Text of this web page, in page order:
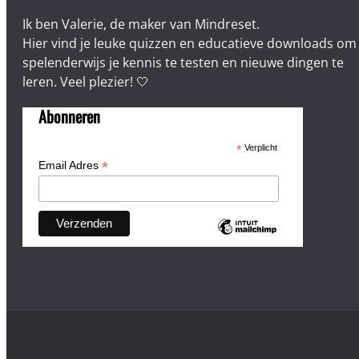
Ik ben Valerie, de maker van Mindreset.
Hier vind je leuke quizzen en educatieve downloads om
spelenderwijs je kennis te testen en nieuwe dingen te
leren. Veel plezier! 🤍
Abonneren
*Verplicht
Email Adres *